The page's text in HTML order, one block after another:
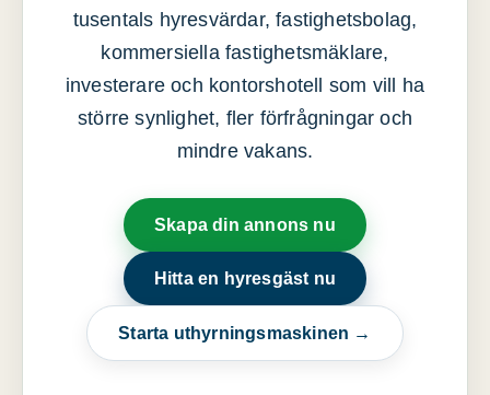
tusentals hyresvärdar, fastighetsbolag,
kommersiella fastighetsmäklare,
investerare och kontorshotell som vill ha
större synlighet, fler förfrågningar och
mindre vakans.
Skapa din annons nu
Hitta en hyresgäst nu
Starta uthyrningsmaskinen →